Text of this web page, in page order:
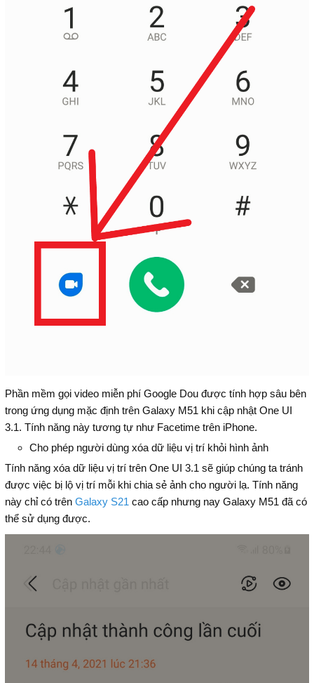
Phần mềm gọi video miễn phí Google Dou được tính hợp sâu bên
trong ứng dụng mặc định trên Galaxy M51 khi cập nhật One UI
3.1. Tính năng này tương tự như Facetime trên iPhone.
Cho phép người dùng xóa dữ liệu vị trí khỏi hình ảnh
Tính năng xóa dữ liệu vị trí trên One UI 3.1 sẽ giúp chúng ta tránh
được việc bị lộ vị trí mỗi khi chia sẻ ảnh cho người lạ. Tính năng
này chỉ có trên Galaxy S21 cao cấp nhưng nay Galaxy M51 đã có
thể sử dụng được.